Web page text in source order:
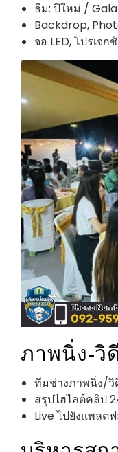
ธีม: ปีใหม่ /
Backdrop,
จอ LED, โปรเจ
ภาพนิ่ง‑วิ
ทีมช่างภาพนิ่ง/
สรุปไฮไลต์คลิป
Live ไปยังแพลต